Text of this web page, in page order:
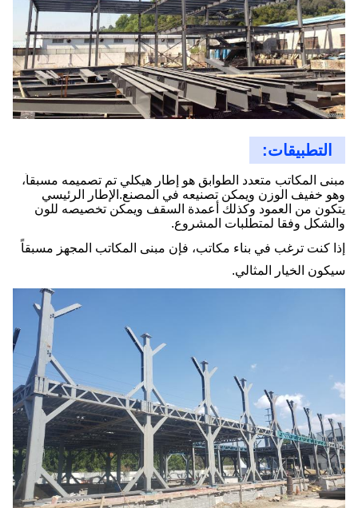
التطبيقات:
مبنى المكاتب متعدد الطوابق هو إطار هيكلي تم تصميمه مسبقاً،
وهو خفيف الوزن ويمكن تصنيعه في المصنع.الإطار الرئيسي
يتكون من العمود وكذلك أعمدة السقف ويمكن تخصيصه للون
والشكل وفقا لمتطلبات المشروع.
إذا كنت ترغب في بناء مكاتب، فإن مبنى المكاتب المجهز مسبقاً
سيكون الخيار المثالي.